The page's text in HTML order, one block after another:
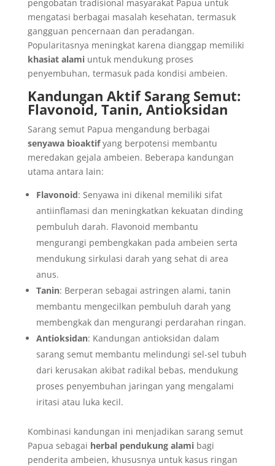
pengobatan tradisional masyarakat Papua untuk
mengatasi berbagai masalah kesehatan, termasuk
gangguan pencernaan dan peradangan.
Popularitasnya meningkat karena dianggap memiliki
khasiat alamiuntuk mendukung proses
penyembuhan, termasuk pada kondisi ambeien.
Kandungan Aktif Sarang Semut:
Flavonoid, Tanin, Antioksidan
Sarang semut Papua mengandung berbagai
senyawa bioaktifyang berpotensi membantu
meredakan gejala ambeien. Beberapa kandungan
utama antara lain:
Flavonoid: Senyawa ini dikenal memiliki sifat
antiinflamasi dan meningkatkan kekuatan dinding
pembuluh darah. Flavonoid membantu
mengurangi pembengkakan pada ambeien serta
mendukung sirkulasi darah yang sehat di area
anus.
Tanin: Berperan sebagai astringen alami, tanin
membantu mengecilkan pembuluh darah yang
membengkak dan mengurangi perdarahan ringan.
Antioksidan: Kandungan antioksidan dalam
sarang semut membantu melindungi sel-sel tubuh
dari kerusakan akibat radikal bebas, mendukung
proses penyembuhan jaringan yang mengalami
iritasi atau luka kecil.
Kombinasi kandungan ini menjadikan sarang semut
Papua sebagai herbal pendukung alamibagi
penderita ambeien, khususnya untuk kasus ringan